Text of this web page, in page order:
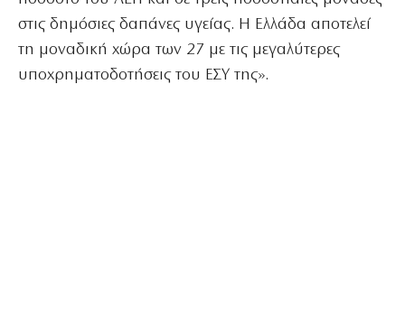
στις δημόσιες δαπάνες υγείας. Η Ελλάδα αποτελεί
τη μοναδική χώρα των 27 με τις μεγαλύτερες
υποχρηματοδοτήσεις του ΕΣΥ της».